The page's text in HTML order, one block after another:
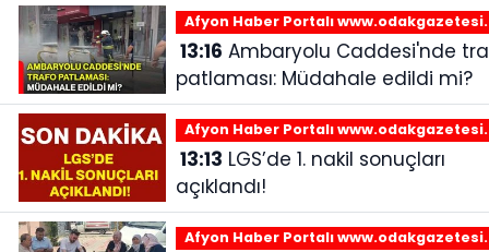
Afyon Haber Portalı
13:16
patlaması: Müdahale edildi mi?
Afyon Haber Portalı
13:13
açıklandı!
Afyon Haber Portalı